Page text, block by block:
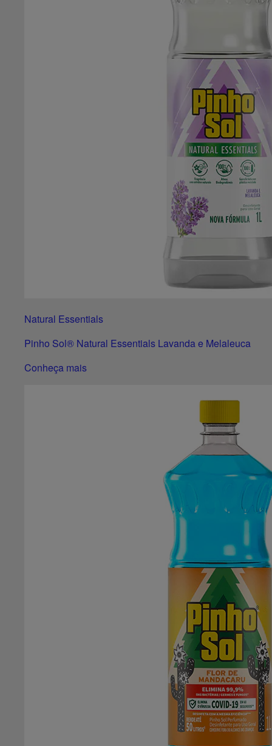
Natural Essentials
Pinho Sol® Natural Essentials Lavanda e Melaleuca
Conheça mais